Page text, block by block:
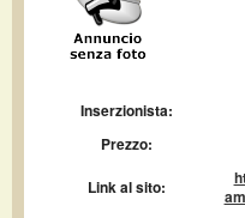
Inserzionista:
Prezzo:
Link al sito: